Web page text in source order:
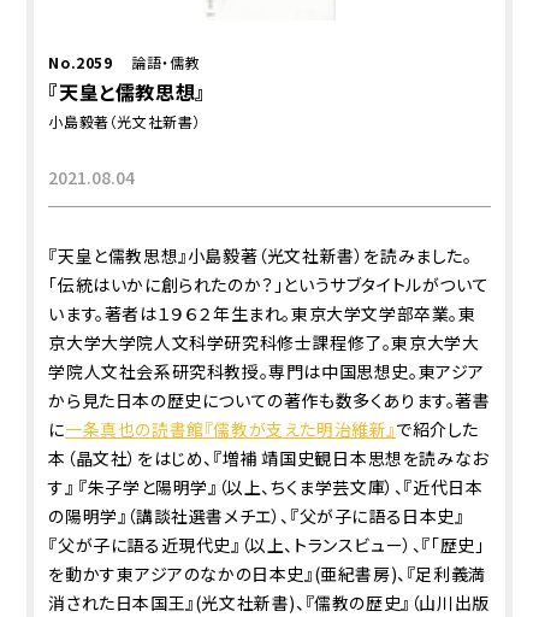
No.2059 論語・儒教
『天皇と儒教思想』
小島毅著（光文社新書）
2021.08.04
『天皇と儒教思想』小島毅著（光文社新書）を読みました。
「伝統はいかに創られたのか？」というサブタイトルがついて
います。著者は１９６２年生まれ。東京大学文学部卒業。東
京大学大学院人文科学研究科修士課程修了。東京大学大
学院人文社会系研究科教授。専門は中国思想史。東アジア
から見た日本の歴史についての著作も数多くあります。著書
に一条真也の読書館『儒教が支えた明治維新』で紹介した
本（晶文社）をはじめ、『増補 靖国史観――日本思想を読みなお
す』 『朱子学と陽明学』（以上、ちくま学芸文庫）、『近代日本
の陽明学』（講談社選書メチエ）、『父が子に語る日本史』
『父が子に語る近現代史』（以上、トランスビュー）、『「歴史」
を動かす――東アジアのなかの日本史』(亜紀書房)、『足利義満――
消された日本国王』(光文社新書)、『儒教の歴史』（山川出版